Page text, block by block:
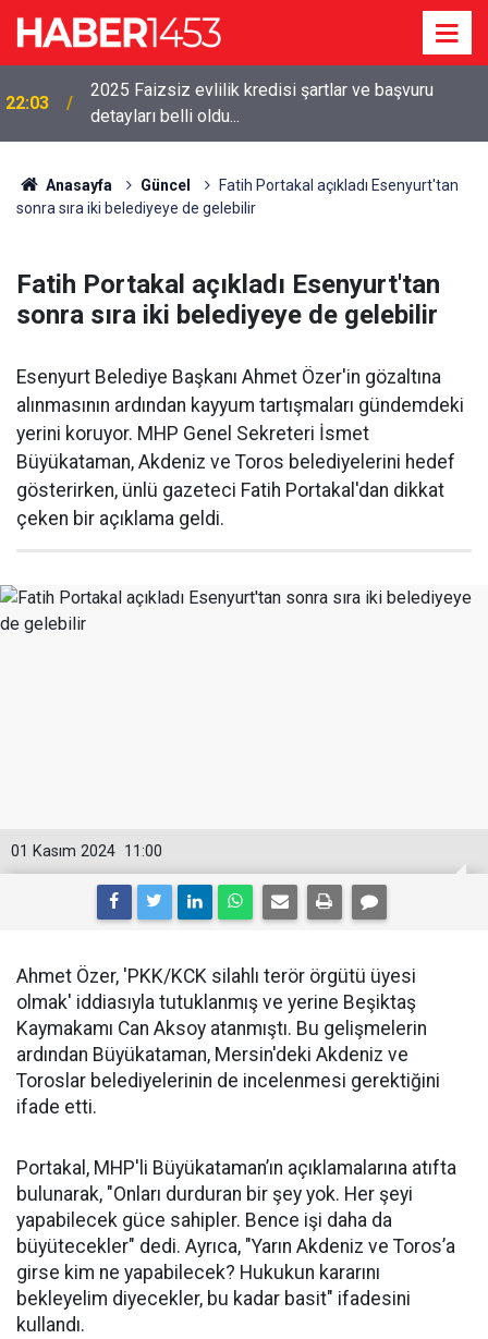
22:03
2025 Faizsiz evlilik kredisi şartlar ve başvuru
detayları belli oldu...
Anasayfa Güncel
Fatih Portakal açıkladı Esenyurt'tan
sonra sıra iki belediyeye de gelebilir
Fatih Portakal açıkladı Esenyurt'tan
sonra sıra iki belediyeye de gelebilir
Esenyurt Belediye Başkanı Ahmet Özer'in gözaltına
alınmasının ardından kayyum tartışmaları gündemdeki
yerini koruyor. MHP Genel Sekreteri İsmet
Büyükataman, Akdeniz ve Toros belediyelerini hedef
gösterirken, ünlü gazeteci Fatih Portakal'dan dikkat
çeken bir açıklama geldi.
11:00
01 Kasım 2024
Ahmet Özer, 'PKK/KCK silahlı terör örgütü üyesi
olmak' iddiasıyla tutuklanmış ve yerine Beşiktaş
Kaymakamı Can Aksoy atanmıştı. Bu gelişmelerin
ardından Büyükataman, Mersin'deki Akdeniz ve
Toroslar belediyelerinin de incelenmesi gerektiğini
ifade etti.
Portakal, MHP'li Büyükataman’ın açıklamalarına atıfta
bulunarak, "Onları durduran bir şey yok. Her şeyi
yapabilecek güce sahipler. Bence işi daha da
büyütecekler" dedi. Ayrıca, "Yarın Akdeniz ve Toros’a
girse kim ne yapabilecek? Hukukun kararını
bekleyelim diyecekler, bu kadar basit" ifadesini
kullandı.